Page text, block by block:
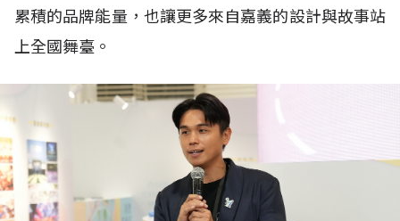
累積的品牌能量，也讓更多來自嘉義的設計與故事站
上全國舞臺。